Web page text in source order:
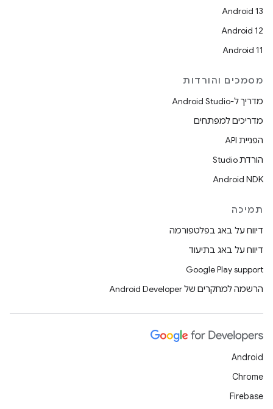
Android 13
Android 12
Android 11
מסמכים והורדות
מדריך ל-Android Studio
מדריכים למפתחים
הפניית API
הורדת Studio
Android NDK
תמיכה
דיווח על באג בפלטפורמה
דיווח על באג בתיעוד
Google Play support
הרשמה למחקרים של Android Developer
Android
Chrome
Firebase